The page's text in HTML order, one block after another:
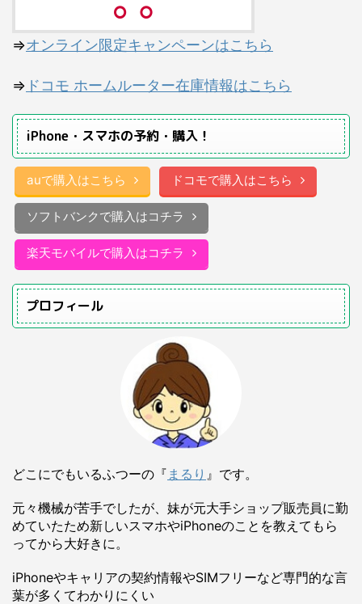
⇒オンライン限定キャンペーンはこちら
⇒ ドコモ ホームルーター在庫情報はこちら
iPhone・スマホの予約・購入！
auで購入はこちら ドコモで購入はこちら
ソフトバンクで購入はコチラ
楽天モバイルで購入はコチラ
プロフィール
どこにでもいるふつーの『 まるり 』です。
元々機械が苦手でしたが、妹が元大手ショップ販売員に勤
めていたため新しいスマホやiPhoneのことを教えてもら
ってから大好きに。
iPhoneやキャリアの契約情報やSIMフリーなど専門的な言
葉が多くてわかりにくい